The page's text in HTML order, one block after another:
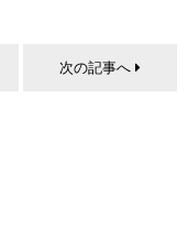
次の記事へ